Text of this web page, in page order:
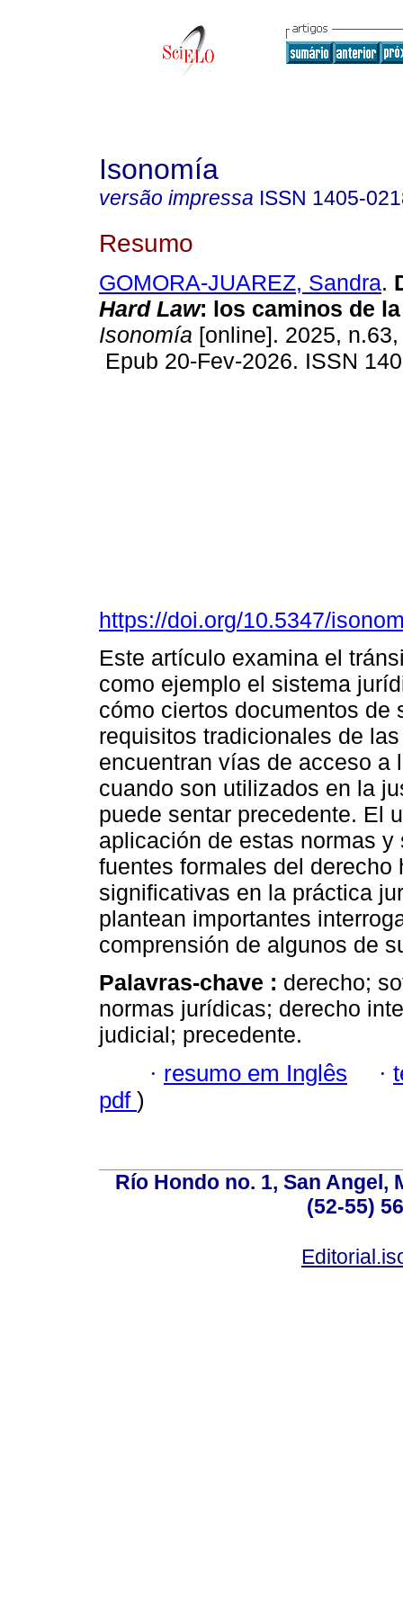
Isonomía
versão impressa ISSN 1405-
Resumo
GOMORA-JUAREZ, Sandra.
Hard Law: los caminos de
Isonomía [online]. 2025,
Epub 20-Fev-2026. ISSN
https://doi.org/10.5347/
Este artículo examina el
como ejemplo el sistema
cómo ciertos documentos
requisitos tradicionales de
encuentran vías de acceso a
cuando son utilizados en la
puede sentar precedente. El
aplicación de estas normas
fuentes formales del
significativas en la práctica
plantean importantes
comprensión de algunos de
Palavras-chave : derecho;
normas jurídicas; derecho
judicial; precedente.
· resumo em Inglês ·
pdf )
Río Hondo no. 1, San Angel,
(52-55)